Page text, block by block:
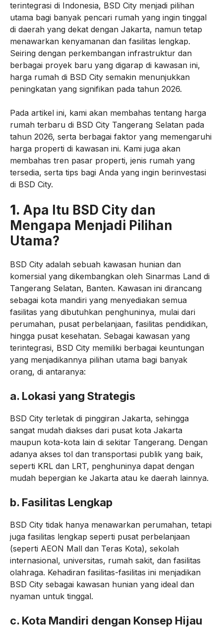
terintegrasi di Indonesia, BSD City menjadi pilihan
utama bagi banyak pencari rumah yang ingin tinggal
di daerah yang dekat dengan Jakarta, namun tetap
menawarkan kenyamanan dan fasilitas lengkap.
Seiring dengan perkembangan infrastruktur dan
berbagai proyek baru yang digarap di kawasan ini,
harga rumah di BSD City semakin menunjukkan
peningkatan yang signifikan pada tahun 2026.
Pada artikel ini, kami akan membahas tentang harga
rumah terbaru di BSD City Tangerang Selatan pada
tahun 2026, serta berbagai faktor yang memengaruhi
harga properti di kawasan ini. Kami juga akan
membahas tren pasar properti, jenis rumah yang
tersedia, serta tips bagi Anda yang ingin berinvestasi
di BSD City.
1. Apa Itu BSD City dan
Mengapa Menjadi Pilihan
Utama?
BSD City adalah sebuah kawasan hunian dan
komersial yang dikembangkan oleh Sinarmas Land di
Tangerang Selatan, Banten. Kawasan ini dirancang
sebagai kota mandiri yang menyediakan semua
fasilitas yang dibutuhkan penghuninya, mulai dari
perumahan, pusat perbelanjaan, fasilitas pendidikan,
hingga pusat kesehatan. Sebagai kawasan yang
terintegrasi, BSD City memiliki berbagai keuntungan
yang menjadikannya pilihan utama bagi banyak
orang, di antaranya:
a. Lokasi yang Strategis
BSD City terletak di pinggiran Jakarta, sehingga
sangat mudah diakses dari pusat kota Jakarta
maupun kota-kota lain di sekitar Tangerang. Dengan
adanya akses tol dan transportasi publik yang baik,
seperti KRL dan LRT, penghuninya dapat dengan
mudah bepergian ke Jakarta atau ke daerah lainnya.
b. Fasilitas Lengkap
BSD City tidak hanya menawarkan perumahan, tetapi
juga fasilitas lengkap seperti pusat perbelanjaan
(seperti AEON Mall dan Teras Kota), sekolah
internasional, universitas, rumah sakit, dan fasilitas
olahraga. Kehadiran fasilitas-fasilitas ini menjadikan
BSD City sebagai kawasan hunian yang ideal dan
nyaman untuk tinggal.
c. Kota Mandiri dengan Konsep Hijau